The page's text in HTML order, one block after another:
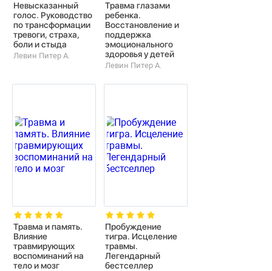
Невысказанный
голос. Руководство
по трансформации
тревоги, страха,
боли и стыда
Левин Питер А.
Травма глазами
ребенка.
Восстановление и
поддержка
эмоционального
здоровья у детей
Левин Питер А.
Травма и память.
Влияние
травмирующих
воспоминаний на
тело и мозг
Пробуждение
тигра. Исцеление
травмы.
Легендарный
бестселлер